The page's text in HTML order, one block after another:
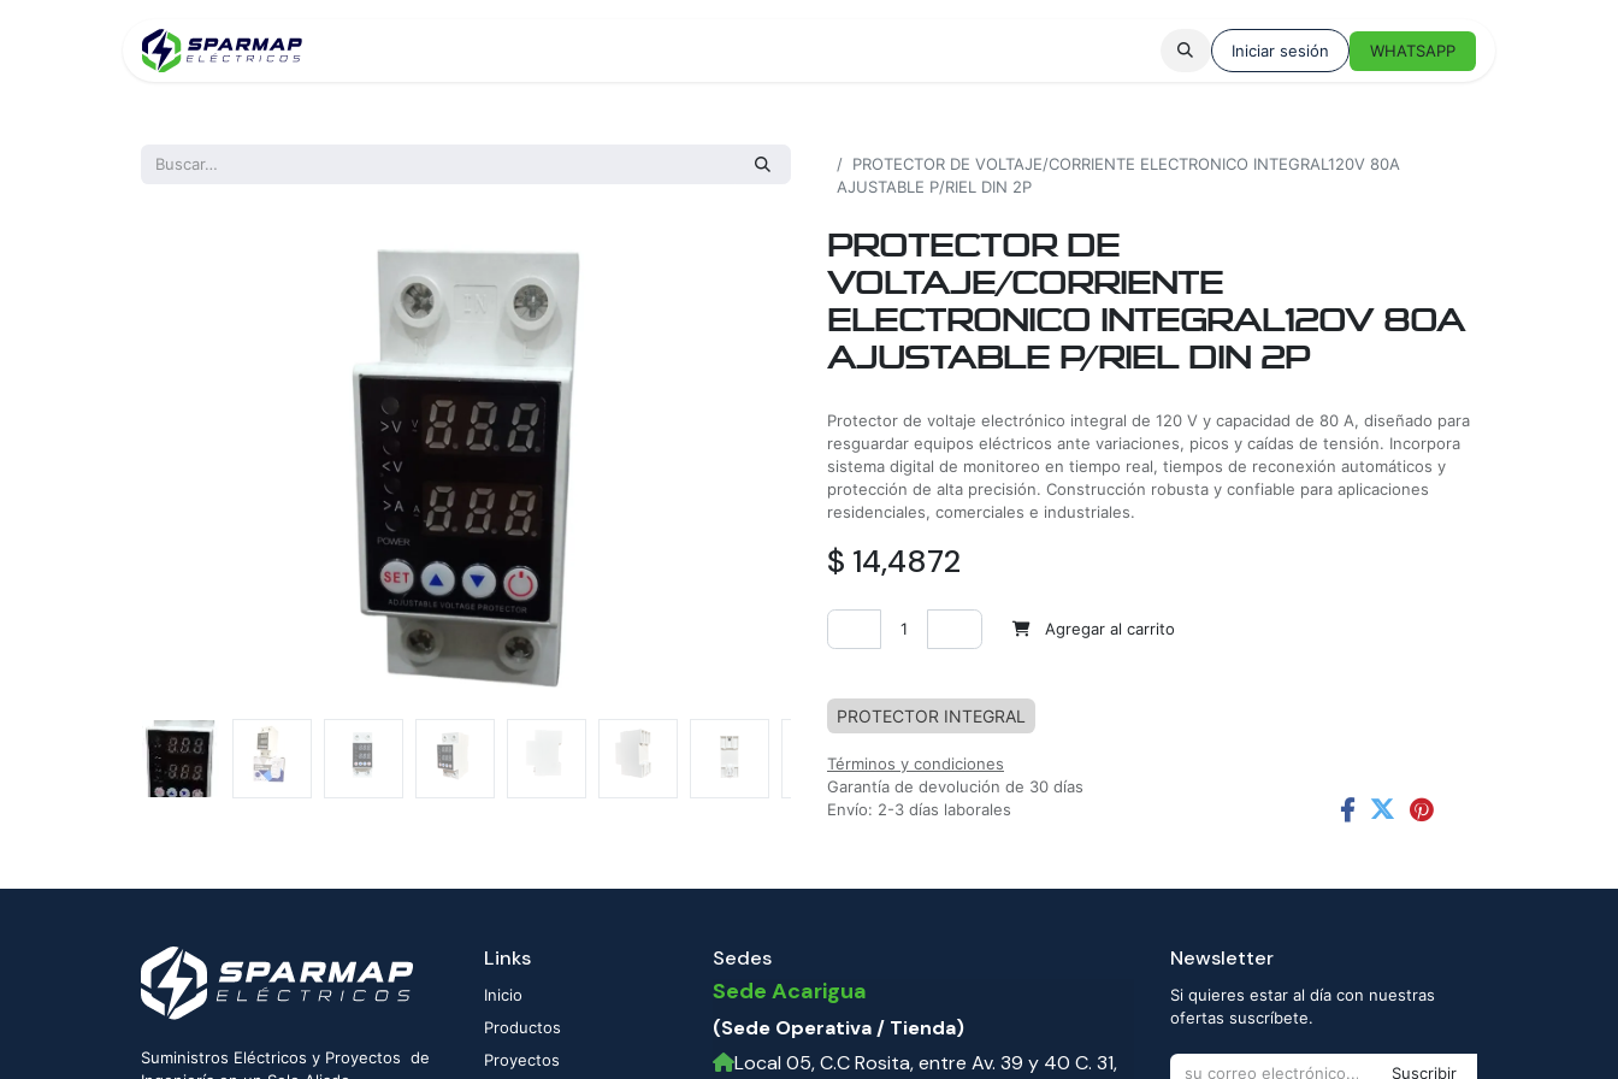
Iniciar sesión WHATSAPP
PROTECTOR DE VOLTAJE/CORRIENTE ELECTRONICO INTEGRAL120V 80A
AJUSTABLE P/RIEL DIN 2P
PROTECTOR DE
VOLTAJE/CORRIENTE
ELECTRONICO INTEGRAL120V 80A
AJUSTABLE P/RIEL DIN 2P
Protector de voltaje electrónico integral de 120 V y capacidad de 80 A, diseñado para
resguardar equipos eléctricos ante variaciones, picos y caídas de tensión. Incorpora
sistema digital de monitoreo en tiempo real, tiempos de reconexión automáticos y
protección de alta precisión. Construcción robusta y confiable para aplicaciones
residenciales, comerciales e industriales.
$ 14,4872
Agregar al carrito
PROTECTOR INTEGRAL
Términos y condiciones
Garantía de devolución de 30 días
Envío: 2-3 días laborales
Suministros Eléctricos y Proyectos de
Links
Inicio
Productos
Proyectos
Sedes
Sede Acarigua
(Sede Operativa / Tienda)
Local 05, C.C Rosita, entre Av. 39 y 40 C. 31,
Newsletter
Si quieres estar al día con nuestras
ofertas suscríbete.
Suscribir